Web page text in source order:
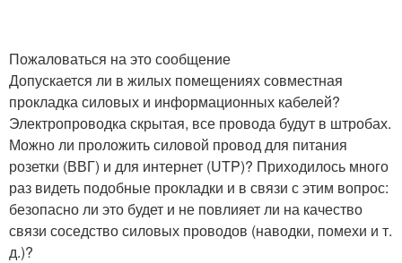
Пожаловаться на это сообщение
Допускается ли в жилых помещениях совместная
прокладка силовых и информационных кабелей?
Электропроводка скрытая, все провода будут в штробах.
Можно ли проложить силовой провод для питания
розетки (ВВГ) и для интернет (UTP)? Приходилось много
раз видеть подобные прокладки и в связи с этим вопрос:
безопасно ли это будет и не повлияет ли на качество
связи соседство силовых проводов (наводки, помехи и т.
д.)?